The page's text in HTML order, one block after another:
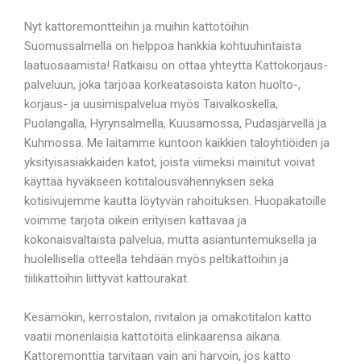
Nyt kattoremontteihin ja muihin kattotöihin
Suomussalmella on helppoa hankkia kohtuuhintaista
laatuosaamista! Ratkaisu on ottaa yhteyttä Kattokorjaus-
palveluun, joka tarjoaa korkeatasoista katon huolto-,
korjaus- ja uusimispalvelua myös Taivalkoskella,
Puolangalla, Hyrynsalmella, Kuusamossa, Pudasjärvellä ja
Kuhmossa. Me laitamme kuntoon kaikkien taloyhtiöiden ja
yksityisasiakkaiden katot, joista viimeksi mainitut voivat
käyttää hyväkseen kotitalousvähennyksen sekä
kotisivujemme kautta löytyvän rahoituksen. Huopakatoille
voimme tarjota oikein erityisen kattavaa ja
kokonaisvaltaista palvelua, mutta asiantuntemuksella ja
huolellisella otteella tehdään myös peltikattoihin ja
tiilikattoihin liittyvät kattourakat.
Kesämökin, kerrostalon, rivitalon ja omakotitalon katto
vaatii monenlaisia kattotöitä elinkaarensa aikana.
Kattoremonttia tarvitaan vain ani harvoin, jos katto